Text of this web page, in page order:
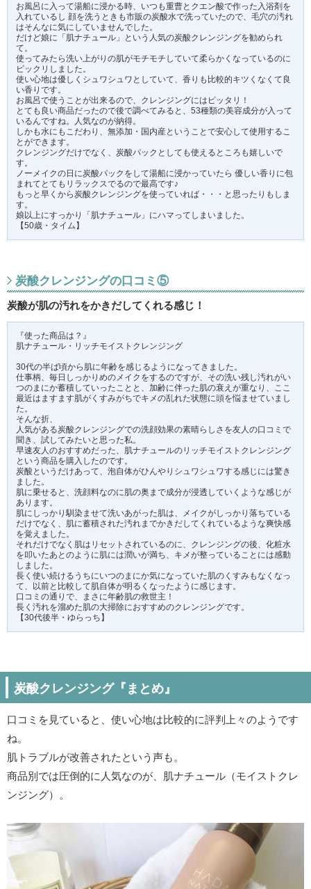
お風呂に入って湯船に浸かる時、いつも重曹とクエン酸で作った入浴剤を
入れているし 顔を洗うときも市販の炭酸水で洗っていたので、毛穴の汚れ
はそんなに気にしていませんでした。
だけど娘に「肌ナチュール」という人気の炭酸クレンジングを勧められ
て。
使ってみたら洗い上がりの肌がモチモチしていて柔らかくなっているのに
ビックリしました。
使い心地は優しくシュワシュワとしていて、香りも比較的キツくなくて良
い香りです。
お風呂で使うことが出来るので、クレンジングにはピッタリ！
とても良い商品だったので後で調べてみると、53種類の美容成分が入って
いるんですね。人気なのが納得。
しかも水にもこだわり、無添加・国内産ということで安心して使用するこ
とができます。
クレンジングだけでなく、炭酸パックとしても使えるところも嬉しいで
す。
ノーメイクの日に炭酸パックをして湯船に浸かっていたら 優しい香りに包
まれてとてもリラックスでるので最高です♪
もっと早くから炭酸クレンジングを使っていれば・・・と思ったりもしま
す。
娘以上にすっかり「肌ナチュール」にハマってしまいました。
【50歳・タイム】
炭酸クレンジングの口コミ⑤
炭酸が肌の汚れをかきだしてくれる感じ！
『使った商品は？』
肌ナチュール・リッチモイストクレンジング
30代の半ば頃から肌に年齢を感じるようになってきました。
仕事柄、毎日しっかりめのメイクをするのですが、その洗い残し汚れがい
つのまにか蓄積していったことと、加齢に伴った肌の衰えが重なり、ここ
最近はますます肌がくすみがちでキメの乱れた状態に頭を悩ませていまし
た。
そんな折、
人気がある炭酸クレンジングでの洗顔効果の素晴らしさを友人の口コミで
聞き、試してみたいと思った私。
早速友人のおすすめだった、肌ナチュールのリッチモイストクレンジング
という商品を購入したのです。
炭酸というだけあって、泡自体がひんやりシュワシュワする感じには驚き
ました。
肌に乗せると、洗顔料なのに肌の奥まで成分が浸透していくような感じが
あります。
肌にしっかり馴染ませて洗いあがった肌は、メイクがしっかり落ちている
だけでなく、肌に蓄積された汚れまでかきだしてくれているような爽快感
を覚えました。
それだけでなく肌はリセットされているのに、クレンジングの後、化粧水
を叩いたあとのように肌には潤いが満ち、キメが整っていることには感動
しました。
長く使い続けるうちにいつのまにか気になっていた肌のくすみもなくなっ
て、以前と比較して肌自体が明るくなったように感じます。
口コミの通りで、まさに年齢肌の救世主！
長く汚れを溜めた肌の大掃除におすすめのクレンジングです。
【30代後半・ゆらっち】
炭酸クレンジング『まとめ』
口コミを見ていると、使い心地は比較的に評判上々のようです
ね。
肌トラブルが改善されたという声も。
商品別では圧倒的に人気なのが、肌ナチュール（モイストクレ
ンジング）。